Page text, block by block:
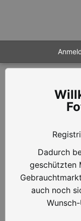
Dadurch
geschützten
auch noch